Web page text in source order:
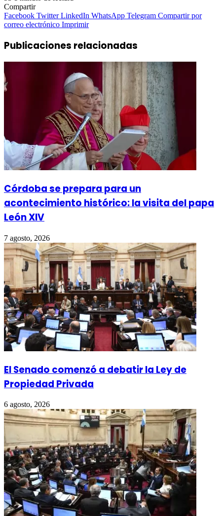
Compartir
Facebook Twitter LinkedIn WhatsApp Telegram Compartir por
correo electrónico Imprimir
Publicaciones relacionadas
Córdoba se prepara para un
acontecimiento histórico: la visita del papa
León XIV
7 agosto, 2026
El Senado comenzó a debatir la Ley de
Propiedad Privada
6 agosto, 2026